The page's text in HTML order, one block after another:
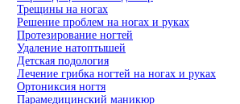
Трещины на ногах
Решение проблем на ногах и руках
Протезирование ногтей
Удаление натоптышей
Детская подология
Лечение грибка ногтей на ногах и руках
Ортониксия ногтя
Парамедицинский маникюр